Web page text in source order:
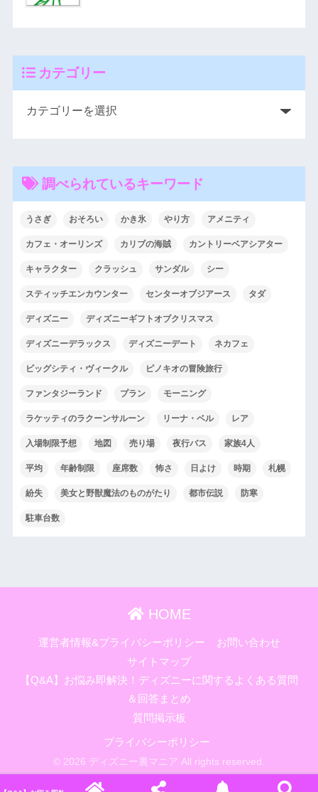
カテゴリー
調べられているキーワード
うさぎ おそろい かき氷 やり方 アメニティ
カフェ・オーリンズ カリブの海賊 カントリーベアシアター
キャラクター クラッシュ サンダル シー
スティッチエンカウンター センターオブジアース タダ
ディズニー ディズニーギフトオブクリスマス
ディズニーデラックス ディズニーデート ネカフェ
ビッグシティ・ヴィークル ピノキオの冒険旅行
ファンタジーランド プラン モーニング
ラケッティのラクーンサルーン リーナ・ベル レア
入場制限予想 地図 売り場 夜行バス 家族4人
平均 年齢制限 座席数 怖さ 日よけ 時期 札幌
紛失 美女と野獣魔法のものがたり 都市伝説 防寒
駐車台数
HOME
運営者情報&プライバシーポリシー
お問い合わせ
サイトマップ
【Q&A】お悩み即解決！ディズニーに関するよくある質問
＆回答まとめ
質問掲示板
プライバシーポリシー
© 2026 ディズニー裏マニア All rights reserved.